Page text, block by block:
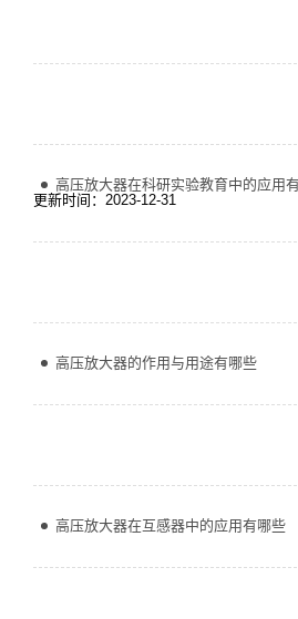
高压放大器在科研实验教育中的应用
更新时间：2023-12-31
高压放大器的作用与用途有哪些
高压放大器在互感器中的应用有哪些